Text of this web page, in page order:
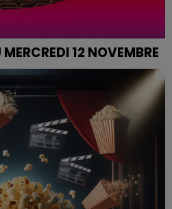
MERCREDI 12 NOVEMBRE
12 NOVEMBRE